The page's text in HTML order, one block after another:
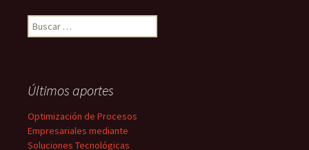
Buscar:
Últimos aportes
Optimización de Procesos
Empresariales mediante
Soluciones Tecnológicas